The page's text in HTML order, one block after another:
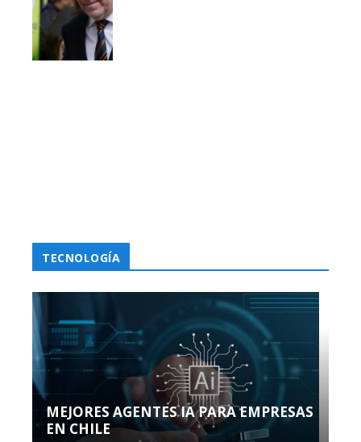
TECNOLOGÍA
MEJORES AGENTES IA PARA EMPRESAS
EN CHILE